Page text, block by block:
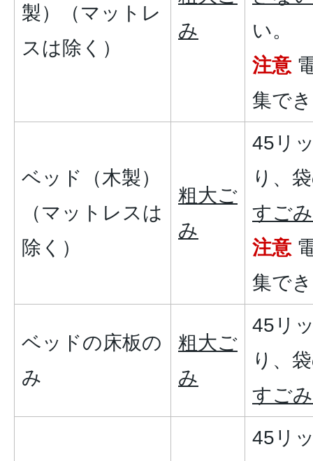
製）（マットレ
スは除く）
み
い。
注意
集で
ベッド（木製）
（マットレスは
除く）
粗大ご
み
45リ
り、
すごみ
注意
集で
ベッドの床板の
み
粗大ご
み
45リ
り、
すごみ
45リ